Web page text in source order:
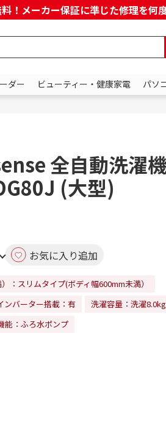
！メーカー保証に準じた修理を何
ダー ビューティー・健康家電
パソ
全自動洗濯
(大型)
お気に入り追加
：スリムタイプ(ボディ幅600mm未満）
ンバーター搭載：有
洗濯容量：洗濯8.0kg
能：ふろ水ポンプ